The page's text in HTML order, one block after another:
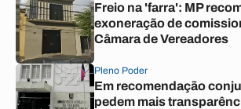
Freio na 'farra': MP
exoneração de
Câmara de Vereadores
Pleno Poder
Em recomendação
pedem mais